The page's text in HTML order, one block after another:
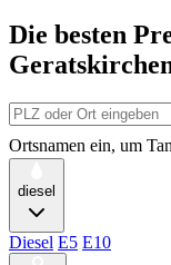
Die besten
Ortsnamen ein, um
diesel
Diesel E5 E10